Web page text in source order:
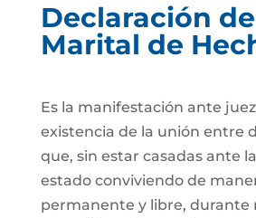
Declaración
Marital de
Es la manifestación ante
existencia de la unión entre
que, sin estar casadas ante
estado conviviendo de
permanente y libre, durante